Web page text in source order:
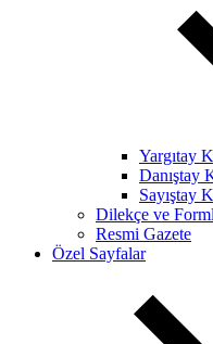
Yargıtay
Danıştay
Sayıştay
Dilekçe ve
Resmi Gazete
Özel Sayfalar